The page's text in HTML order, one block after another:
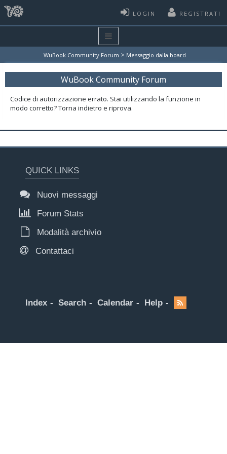
LOGIN REGISTRATI
WuBook Community Forum > Messaggio dalla board
WuBook Community Forum
Codice di autorizzazione errato. Stai utilizzando la funzione in
modo corretto? Torna indietro e riprova.
QUICK LINKS
Nuovi messaggi
Forum Stats
Modalità archivio
Contattaci
Index Search Calendar Help